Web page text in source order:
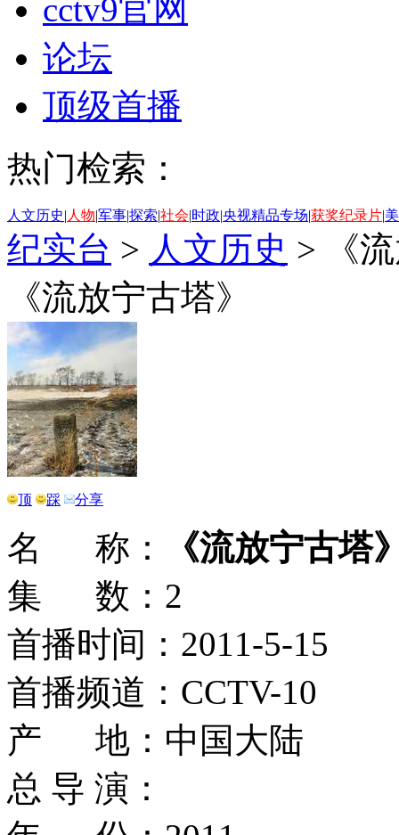
cctv9官网
论坛
顶级首播
热门检索：
人文历史| 人物|军事|探索|社会|时政|央视精品专场|获奖纪录片|
纪实台 > 人文历史 >
《
《流放宁古塔》
顶 踩 分享
名 称：
《流放宁古塔
集 数：2
首播时间：2011-5-15
首播频道：CCTV-10
产 地：中国大陆
总 导 演：